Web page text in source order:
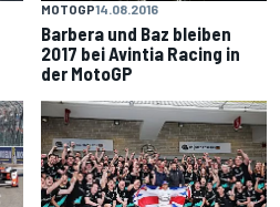
MOTOGP14.08.2016
Barbera und Baz bleiben
2017 bei Avintia Racing in
der MotoGP